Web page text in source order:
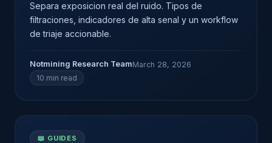
Separa exposicion real del ruido. Tipos de
filtraciones, indicadores de alta senal y un workflow
de triaje accionable.
Notmining Research TeamMarch 28, 2026
10 min read
📖 GUIDES